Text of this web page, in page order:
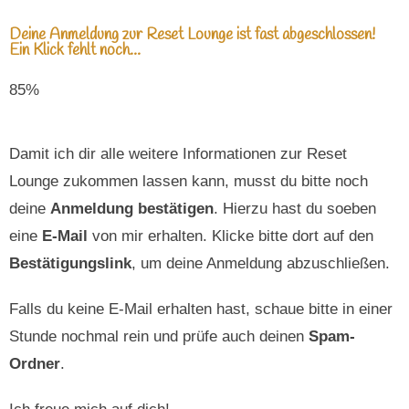
Deine Anmeldung zur Reset Lounge ist fast abgeschlossen!
Ein Klick fehlt noch...
85%
Damit ich dir alle weitere Informationen zur Reset
Lounge zukommen lassen kann, musst du bitte noch
deine Anmeldung bestätigen. Hierzu hast du soeben
eine E-Mail von mir erhalten. Klicke bitte dort auf den
Bestätigungslink, um deine Anmeldung abzuschließen.
Falls du keine E-Mail erhalten hast, schaue bitte in einer
Stunde nochmal rein und prüfe auch deinen Spam-
Ordner.